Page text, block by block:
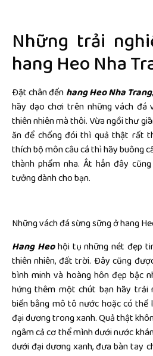
Những trải
hang Heo Nha
Đặt chân đến hang Heo Nha Trang
hãy dạo chơi trên những vách đá
thiên nhiên mà thôi. Vừa ngồi thư
ăn để chống đói thì quả thật rất
thích bộ môn câu cá thì hãy buông
thành phẩm nha. Ắt hẳn đây
tưởng dành cho bạn.
Những vách đá sừng sững ở hang
Hang Heohội tụ những nét đẹp
thiên nhiên, đất trời. Đây cũng
bình minh và hoàng hôn đẹp bậc
hứng thêm một chút bạn hãy trải
biển bằng mô tô nước hoặc có thể
đại dương trong xanh. Quả thật
ngâm cả cơ thể mình dưới nước
dưới đại dương xanh, đưa bàn tay